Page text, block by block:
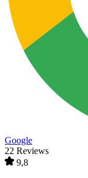
Google
22 Reviews
9,8